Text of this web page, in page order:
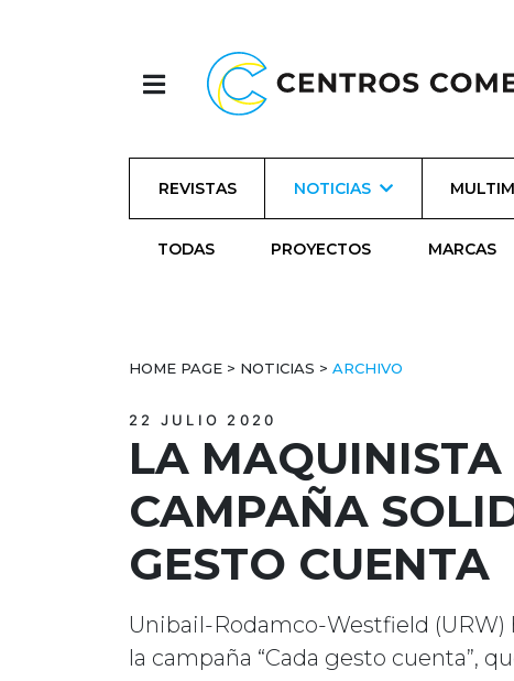
REVISTAS NOTICIAS
TODAS PROYECTOS MARCAS
HOME PAGE > NOTICIAS > ARCHIVO
22 JULIO 2020
LA
CAMPAÑA
GESTO CUENTA
Unibail-Rodamco-Westfield
la campaña “Cada gesto cuenta”,